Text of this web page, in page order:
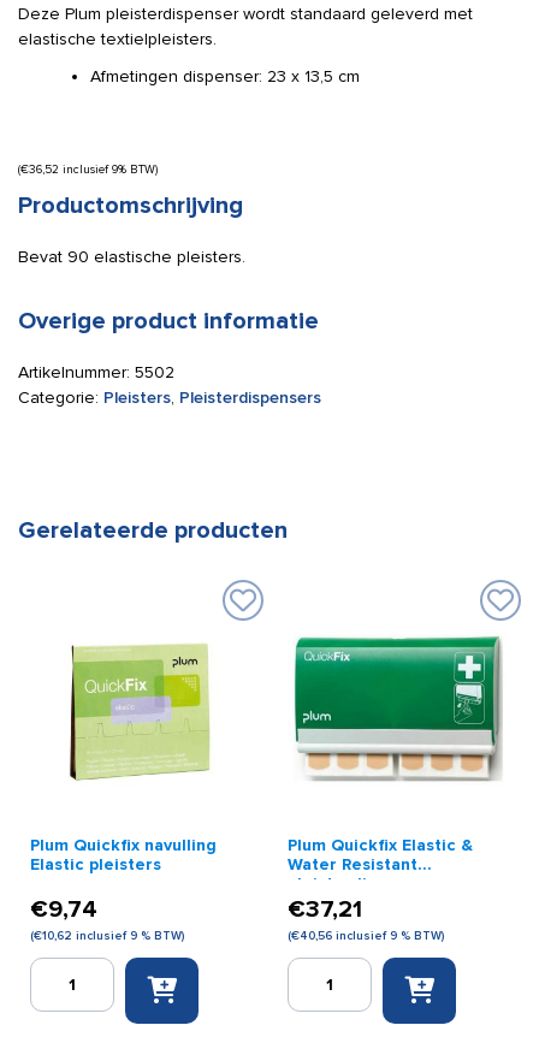
Deze Plum pleisterdispenser wordt standaard geleverd met
elastische textielpleisters.
Afmetingen dispenser: 23 x 13,5 cm
(€36,52 inclusief 9% BTW)
Productomschrijving
Bevat 90 elastische pleisters.
Overige product informatie
Artikelnummer: 5502
Categorie: Pleisters, Pleisterdispensers
Gerelateerde producten
Plum Quickfix navulling
Elastic pleisters
€9,74
(€10,62 inclusief 9 % BTW)
Plum
Quickfix
Plum Quickfix Elastic &
Water Resistant
pleisterdispenser
€37,21
(€40,56 inclusief 9 % BTW)
Plum
Quickfix